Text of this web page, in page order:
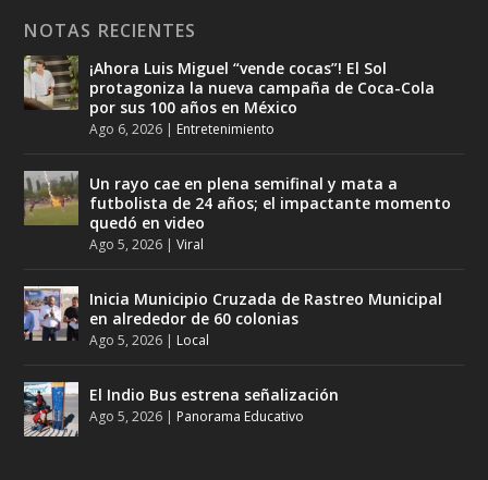
NOTAS RECIENTES
¡Ahora Luis Miguel “vende cocas”! El Sol
protagoniza la nueva campaña de Coca-Cola
por sus 100 años en México
Ago 6, 2026 | Entretenimiento
Un rayo cae en plena semifinal y mata a
futbolista de 24 años; el impactante momento
quedó en video
Ago 5, 2026 |Viral
Inicia Municipio Cruzada de Rastreo Municipal
en alrededor de 60 colonias
Ago 5, 2026 | Local
El Indio Bus estrena señalización
Ago 5, 2026 | Panorama Educativo